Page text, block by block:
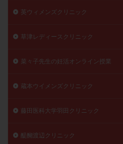
英ウィメンズクリニック
草津レディースクリニック
菜々子先生の妊活オンライン授業
蔵本ウイメンズクリニック
藤田医科大学羽田クリニック
醍醐渡辺クリニック